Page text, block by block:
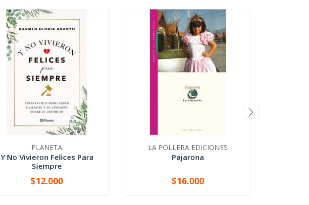
PLANETA
Y No Vivieron Felices Para
Siempre
+
$12.000
LA POLLERA EDICIONES
Pajarona
+
$16.000